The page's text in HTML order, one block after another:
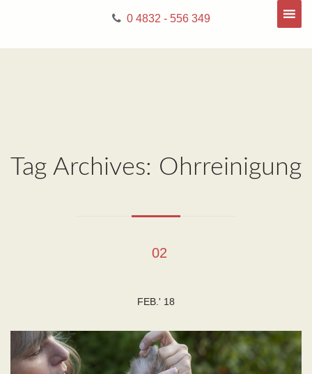
0 4832 - 556 349
Tag Archives: Ohrreinigung
02
FEB.' 18